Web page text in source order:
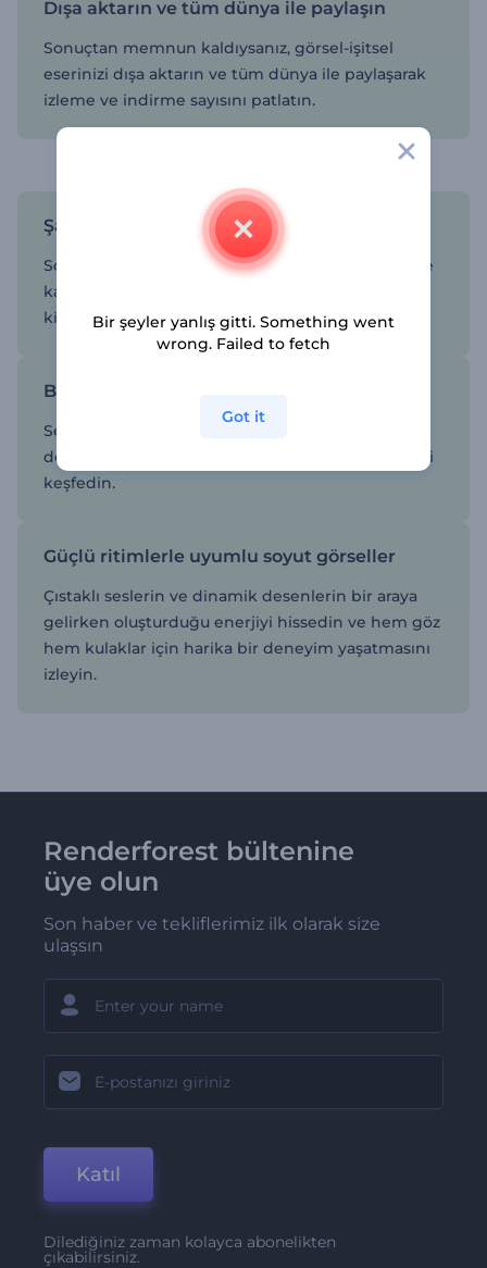
Dışa aktarın ve tüm dünya ile paylaşın
Sonuçtan memnun kaldıysanız, görsel-işitsel
eserinizi dışa aktarın ve tüm dünya ile paylaşarak
izleme ve indirme sayısını patlatın.
Müzik deneyimini yeniden tanımlayın
Şarkınızın etkisini ve erişimini güçlendirin
Son single çalışmanızı soyut müzik görselleştirme
kataloğumuz ile görücüye çıkarın; daha geniş bir
kitlenin dikkatini çekin ve fanların ilgisini artırın.
Benzersiz ve kreatif olun
Ses parçalarınızı büyüleyici görsel eserlere
dönüştürün; ses ve soyut sanat arasındaki sinerjiyi
keşfedin.
Güçlü ritimlerle uyumlu soyut görseller
Çıstaklı seslerin ve dinamik desenlerin bir araya
gelirken oluşturduğu enerjiyi hissedin ve hem göz
hem kulaklar için harika bir deneyim yaşatmasını
izleyin.
Renderforest bültenine
üye olun
Son haber ve tekliflerimiz ilk olarak size
ulaşsın
Katıl
Dilediğiniz zaman kolayca abonelikten
çıkabilirsiniz.
Bir şeyler yanlış gitti. Something went
wrong. Failed to fetch
Got it